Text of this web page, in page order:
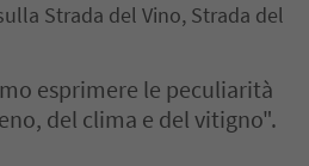
Strada del Vino, Strada del
esprimere le peculiarità
del clima e del vitigno".